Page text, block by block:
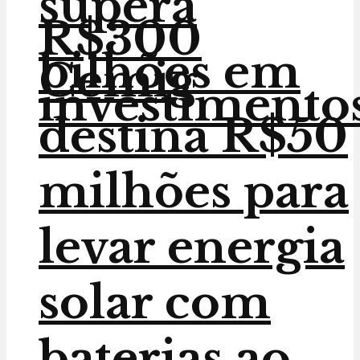
R$300
bilhões em
Cemig
destina R$50
milhões para
levar energia
solar com